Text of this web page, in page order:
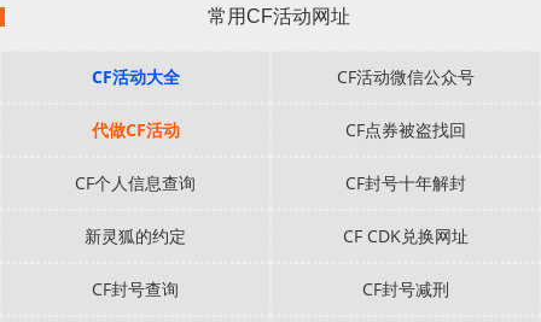
常用CF活动网址
CF活动大全 CF活动微信公众号
代做CF活动 CF点券被盗找回
CF个人信息查询 CF封号十年解封
新灵狐的约定 CF CDK兑换网址
CF封号查询 CF封号减刑